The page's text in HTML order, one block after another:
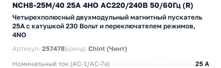
NCH8-25M/40 25А 4НО АС220/240В 50/60Гц (R)
Четырехполюсный двухмодульный магнитный пускатель
25А с катушкой 230 Вольт и переключателем режимов,
4NO
Артикул: 257478Бренд: Chint (Чинт)
Номинальный ток (АС-1/AC-7a)
25 A